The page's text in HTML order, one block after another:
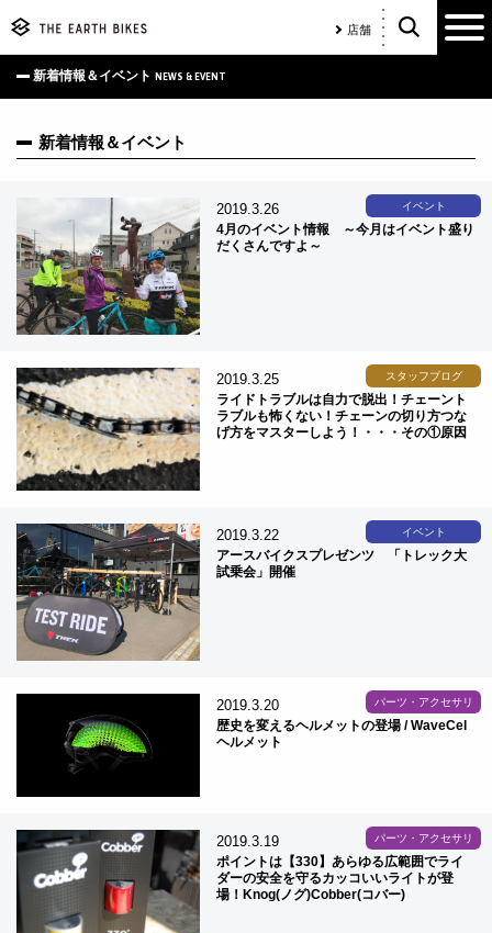
店舗
新着情報＆イベント NEWS & EVENT
新着情報＆イベント
2019.3.26 イベント
4月のイベント情報 ～今月はイベント盛り
だくさんですよ～
2019.3.25 スタッフブログ
ライドトラブルは自力で脱出！チェーント
ラブルも怖くない！チェーンの切り方つな
げ方をマスターしよう！・・・その①原因
2019.3.22 イベント
アースバイクスプレゼンツ 「トレック大
試乗会」開催
2019.3.20 パーツ・アクセサリ
歴史を変えるヘルメットの登場 / WaveCel
ヘルメット
2019.3.19 パーツ・アクセサリ
ポイントは【330】あらゆる広範囲でライ
ダーの安全を守るカッコいいライトが登
場！Knog(ノグ)Cobber(コバー)